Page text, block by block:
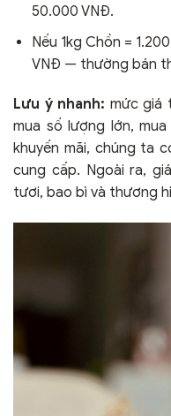
50.000 VNĐ.
Nếu 1kg Chồn =
VNĐ — thường bán
Lưu ý nhanh: mức giá
mua số lượng lớn,
khuyến mãi, chúng ta
cung cấp. Ngoài ra,
tươi, bao bì và thương